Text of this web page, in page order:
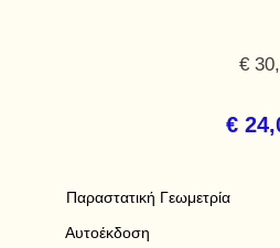
€
€
Παραστατική Γεωμετρία
Αυτοέκδοση